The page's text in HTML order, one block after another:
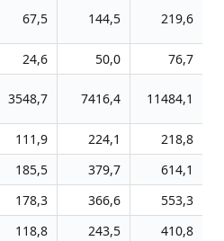
67,5 144,5 219,6
24,6 50,0
76,7
3548,7 7416,4 11484,1
111,9 224,1
218,8
185,5 379,7
614,1
178,3 366,6
553,3
118,8 243,5
410,8